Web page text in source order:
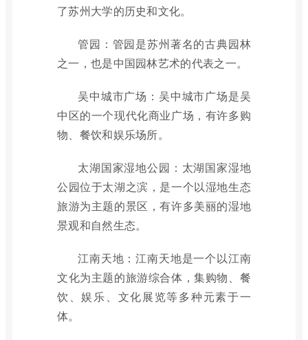
了苏州大学的历史和文化。
管园：管园是苏州著名的古典园林
之一，也是中国园林艺术的代表之一。
吴中城市广场：吴中城市广场是吴
中区的一个现代化商业广场，有许多购
物、餐饮和娱乐场所。
太湖国家湿地公园：太湖国家湿地
公园位于太湖之滨，是一个以湿地生态
旅游为主题的景区，有许多美丽的湿地
景观和自然生态。
江南天地：江南天地是一个以江南
文化为主题的旅游综合体，集购物、餐
饮、娱乐、文化展览等多种元素于一
体。